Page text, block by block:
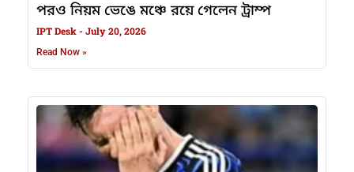
পরও নিয়ম ভেঙে মঞ্চে রয়ে গেলেন ট্রাম্প
IPT Desk July 20, 2026
Read Now »